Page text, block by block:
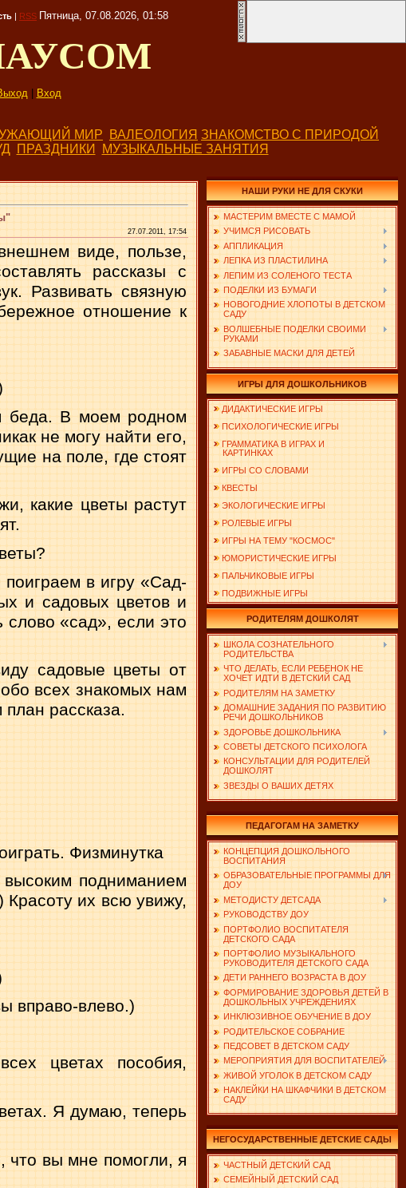
| RSS Пятница, 07.08.2026, 01:58
| Вход
МИР ВАЛЕОЛОГИЯ ЗНАКОМСТВО С ПРИРОДОЙ
ПРАЗДНИКИ МУЗЫКАЛЬНЫЕ ЗАНЯТИЯ
27.07.2011, 17:54
виде, пользе,
рассказы с
Развивать связную
отношение к
беда. В моем родном
не могу найти его,
на поле, где стоят
какие цветы растут
в игру «Сад-
и садовых цветов и
слово «сад», если это
садовые цветы от
всех знакомых нам
рассказа.
Физминутка
подниманием
Красоту их всю увижу,
вправо-влево.)
цветах пособия,
Я думаю, теперь
что вы мне помогли, я
НАШИ РУКИ НЕ ДЛЯ СКУКИ
МАСТЕРИМ ВМЕСТЕ С МАМОЙ
УЧИМСЯ РИСОВАТЬ
АППЛИКАЦИЯ
ЛЕПКА ИЗ ПЛАСТИЛИНА
ЛЕПИМ ИЗ СОЛЕНОГО ТЕСТА
ПОДЕЛКИ ИЗ БУМАГИ
НОВОГОДНИЕ ХЛОПОТЫ В ДЕТСКОМ
САДУ
ВОЛШЕБНЫЕ ПОДЕЛКИ СВОИМИ
РУКАМИ
ЗАБАВНЫЕ МАСКИ ДЛЯ ДЕТЕЙ
ИГРЫ ДЛЯ ДОШКОЛЬНИКОВ
ДИДАКТИЧЕСКИЕ ИГРЫ
ПСИХОЛОГИЧЕСКИЕ ИГРЫ
ГРАММАТИКА В ИГРАХ И
КАРТИНКАХ
ИГРЫ СО СЛОВАМИ
КВЕСТЫ
ЭКОЛОГИЧЕСКИЕ ИГРЫ
РОЛЕВЫЕ ИГРЫ
ИГРЫ НА ТЕМУ "КОСМОС"
ЮМОРИСТИЧЕСКИЕ ИГРЫ
ПАЛЬЧИКОВЫЕ ИГРЫ
ПОДВИЖНЫЕ ИГРЫ
РОДИТЕЛЯМ ДОШКОЛЯТ
ШКОЛА СОЗНАТЕЛЬНОГО
РОДИТЕЛЬСТВА
ЧТО ДЕЛАТЬ, ЕСЛИ РЕБЕНОК НЕ
ХОЧЕТ ИДТИ В ДЕТСКИЙ САД
РОДИТЕЛЯМ НА ЗАМЕТКУ
ДОМАШНИЕ ЗАДАНИЯ ПО РАЗВИТИЮ
РЕЧИ ДОШКОЛЬНИКОВ
ЗДОРОВЬЕ ДОШКОЛЬНИКА
СОВЕТЫ ДЕТСКОГО ПСИХОЛОГА
КОНСУЛЬТАЦИИ ДЛЯ РОДИТЕЛЕЙ
ДОШКОЛЯТ
ЗВЕЗДЫ О ВАШИХ ДЕТЯХ
ПЕДАГОГАМ НА ЗАМЕТКУ
КОНЦЕПЦИЯ ДОШКОЛЬНОГО
ВОСПИТАНИЯ
ОБРАЗОВАТЕЛЬНЫЕ ПРОГРАММЫ ДЛЯ
ДОУ
МЕТОДИСТУ ДЕТСАДА
РУКОВОДСТВУ ДОУ
ПОРТФОЛИО ВОСПИТАТЕЛЯ
ДЕТСКОГО САДА
ПОРТФОЛИО МУЗЫКАЛЬНОГО
РУКОВОДИТЕЛЯ ДЕТСКОГО САДА
ДЕТИ РАННЕГО ВОЗРАСТА В ДОУ
ФОРМИРОВАНИЕ ЗДОРОВЬЯ ДЕТЕЙ В
ДОШКОЛЬНЫХ УЧРЕЖДЕНИЯХ
ИНКЛЮЗИВНОЕ ОБУЧЕНИЕ В ДОУ
РОДИТЕЛЬСКОЕ СОБРАНИЕ
ПЕДСОВЕТ В ДЕТСКОМ САДУ
МЕРОПРИЯТИЯ ДЛЯ ВОСПИТАТЕЛЕЙ
ЖИВОЙ УГОЛОК В ДЕТСКОМ САДУ
НАКЛЕЙКИ НА ШКАФЧИКИ В ДЕТСКОМ
САДУ
НЕГОСУДАРСТВЕННЫЕ ДЕТСКИЕ САДЫ
ЧАСТНЫЙ ДЕТСКИЙ САД
СЕМЕЙНЫЙ ДЕТСКИЙ САД